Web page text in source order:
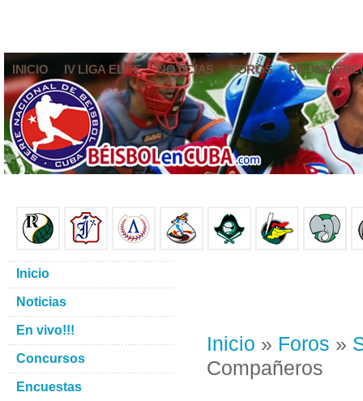
INICIO IV LIGA ELITE NOTICIAS FOROS
Inicio » Foros »
Compañeros
Inicio
Noticias
En vivo!!!
Concursos
Encuestas